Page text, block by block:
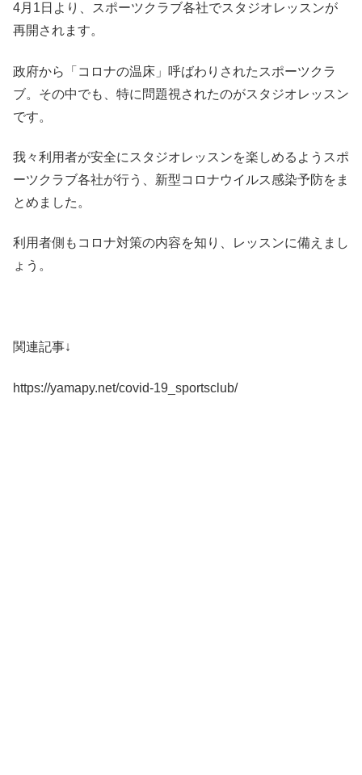
4月1日より、スポーツクラブ各社でスタジオレッスンが
再開されます。
政府から「コロナの温床」呼ばわりされたスポーツクラ
ブ。その中でも、特に問題視されたのがスタジオレッスン
です。
我々利用者が安全にスタジオレッスンを楽しめるようスポ
ーツクラブ各社が行う、新型コロナウイルス感染予防をま
とめました。
利用者側もコロナ対策の内容を知り、レッスンに備えまし
ょう。
関連記事↓
https://yamapy.net/covid-19_sportsclub/